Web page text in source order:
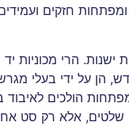
חזקים
הרי מכוניות יד
הן על ידי בעלי
הולכים לאיבוד
שלטים, אלא רק סט